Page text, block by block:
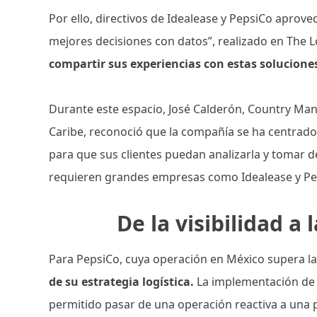
Por ello, directivos de Idealease y PepsiCo
mejores decisiones con datos”, realizado en
compartir sus experiencias con estas
Durante este espacio, José Calderón, Country
Caribe, reconoció que la compañía se ha
para que sus clientes puedan analizarla y tomar
requieren grandes empresas como Idealease y
De la visibilidad a
Para PepsiCo, cuya operación en México supera
de su estrategia logística. La implementación
permitido pasar de una operación reactiva a una